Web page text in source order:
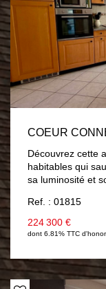
COEUR
Découvrez cette
habitables qui saura vous séduire par ses beaux volumes,
sa luminosité et son fort
cuisine
bains ainsi que de 4 belles chambres à l'étage avec la
possibilité d'une
maison dispose
nombreuses
garage ou
fonctionnelle et familiale
Ref. : 01815
224 300 €
dont 6.81% TTC